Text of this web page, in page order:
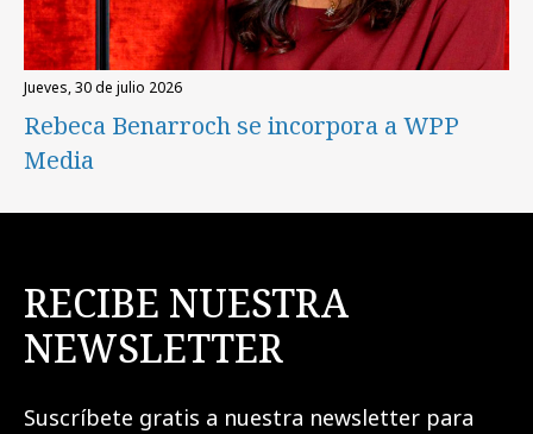
jueves, 30 de julio 2026
Rebeca Benarroch se incorpora a WPP
Media
RECIBE NUESTRA
NEWSLETTER
Suscríbete gratis a nuestra newsletter para